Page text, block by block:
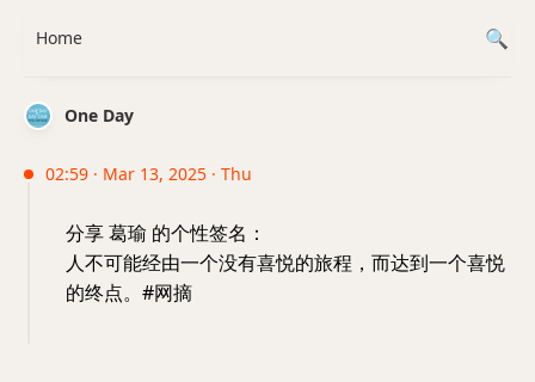
One Day
02:59 · Mar 13, 2025 · Thu
分享 葛瑜 的个性签名：
人不可能经由一个没有喜悦的旅程，而达到一个喜悦
的终点。#网摘
Home